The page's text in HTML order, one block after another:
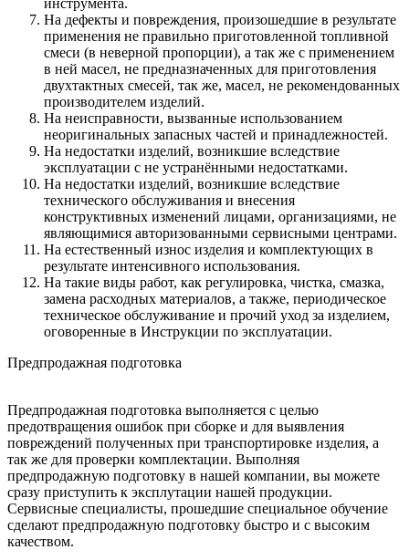
На дефекты и повреждения, произошедшие в результате
применения не правильно приготовленной топливной
смеси (в неверной пропорции), а так же с применением
в ней масел, не предназначенных для приготовления
двухтактных смесей, так же, масел, не рекомендованных
производителем изделий.
На неисправности, вызванные использованием
неоригинальных запасных частей и принадлежностей.
На недостатки изделий, возникшие вследствие
эксплуатации с не устранёнными недостатками.
На недостатки изделий, возникшие вследствие
технического обслуживания и внесения
конструктивных изменений лицами, организациями, не
являющимися авторизованными сервисными центрами.
На естественный износ изделия и комплектующих в
результате интенсивного использования.
На такие виды работ, как регулировка, чистка, смазка,
замена расходных материалов, а также, периодическое
техническое обслуживание и прочий уход за изделием,
оговоренные в Инструкции по эксплуатации.
Предпродажная подготовка
Предпродажная подготовка выполняется с целью
предотвращения ошибок при сборке и для выявления
повреждений полученных при транспортировке изделия, а
так же для проверки комплектации. Выполняя
предпродажную подготовку в нашей компании, вы можете
сразу приступить к эксплутации нашей продукции.
Сервисные специалисты, прошедшие специальное обучение
сделают предпродажную подготовку быстро и с высоким
качеством.